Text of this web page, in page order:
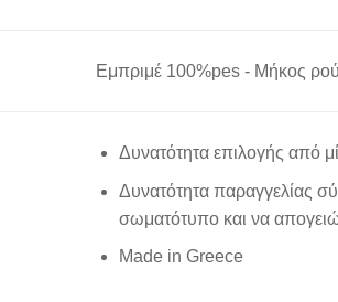
Εμπριμέ 100%pes - Μήκος
Δυνατότητα επιλογής από
Δυνατότητα παραγγελίας
σωματότυπο και να
Made in Greece